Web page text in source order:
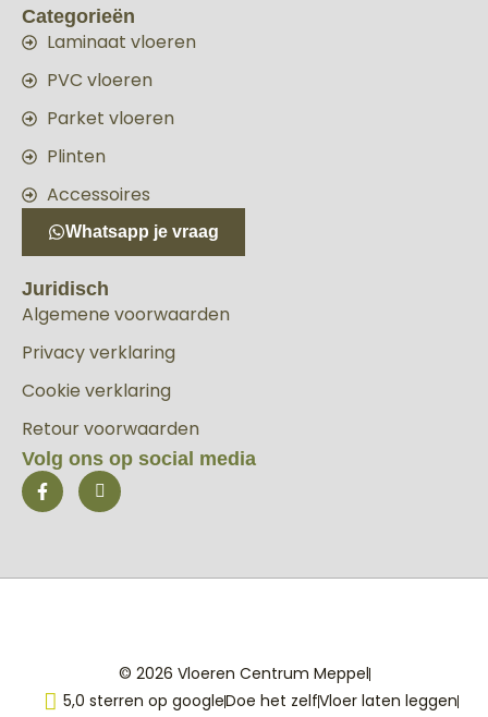
Categorieën
Laminaat vloeren
PVC vloeren
Parket vloeren
Plinten
Accessoires
Whatsapp je vraag
Juridisch
Algemene voorwaarden
Privacy verklaring
Cookie verklaring
Retour voorwaarden
Volg ons op social media
© 2026 Vloeren Centrum Meppel
5,0 sterren op googleDoe het zelfVloer laten leggen